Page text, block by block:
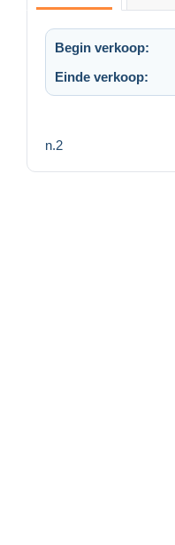
Begin verkoop:
Einde verkoop:
n.2